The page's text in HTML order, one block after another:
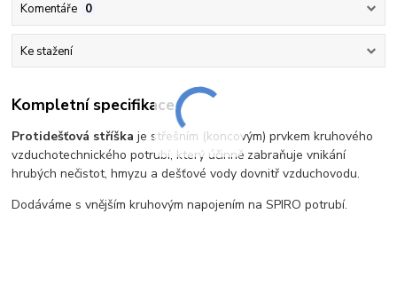
Komentáře 0
Ke stažení
Kompletní specifikace
Protidešťová stříška je střešním (koncovým) prvkem kruhového
vzduchotechnického potrubí, který účinně zabraňuje vnikání
hrubých nečistot, hmyzu a dešťové vody dovnitř vzduchovodu.
Dodáváme s vnějším kruhovým napojením na SPIRO potrubí.